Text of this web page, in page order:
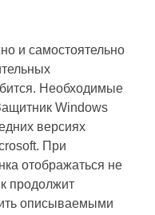
и самостоятельно
Необходимые
Windows
версиях
При
отображаться не
продолжит
описываемыми